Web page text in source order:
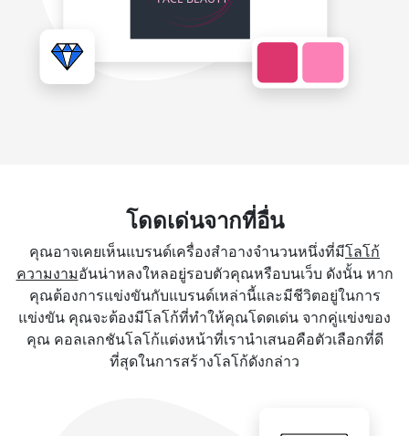
โดดเด่นจากที่อื่น
คุณอาจเคยเห็นแบรนด์เครื่องสำอางจำนวนหนึ่งที่มีโลโก้
ความงามอันน่าหลงใหลอยู่รอบตัวคุณหรือบนเว็บ ดังนั้น หาก
คุณต้องการแข่งขันกับแบรนด์เหล่านี้และมีชีวิตอยู่ในการ
แข่งขัน คุณจะต้องมีโลโก้ที่ทำให้คุณโดดเด่น จากคู่แข่งของ
คุณ คอลเลกชันโลโก้แต่งหน้าที่เรานำเสนอคือตัวเลือกที่ดี
ที่สุดในการสร้างโลโก้ดังกล่าว